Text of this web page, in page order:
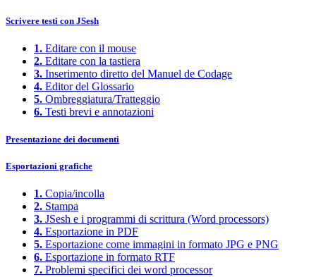
Scrivere testi con JSesh
1. Editare con il mouse
2. Editare con la tastiera
3. Inserimento diretto del Manuel de Codage
4. Editor del Glossario
5. Ombreggiatura/Tratteggio
6. Testi brevi e annotazioni
Presentazione dei documenti
Esportazioni grafiche
1. Copia/incolla
2. Stampa
3. JSesh e i programmi di scrittura (Word processors)
4. Esportazione in PDF
5. Esportazione come immagini in formato JPG e PNG
6. Esportazione in formato RTF
7. Problemi specifici dei word processor